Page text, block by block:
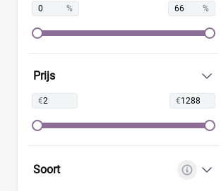
Europrofit (2)
(4)
Lillydoo (18)
Lupilu (8)
Magics (10)
Mamia (7)
% %
Prijs
€ €
Soort